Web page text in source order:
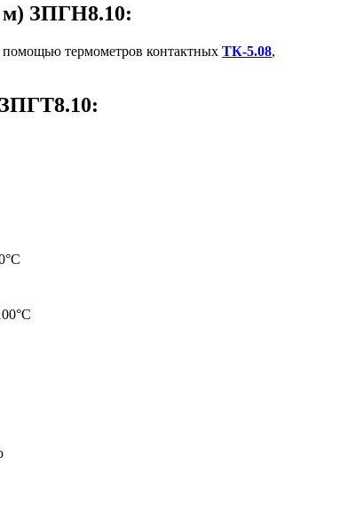
м) ЗПГН8.10:
помощью термометров контактных ТК-5.08,
ЗПГТ8.10: